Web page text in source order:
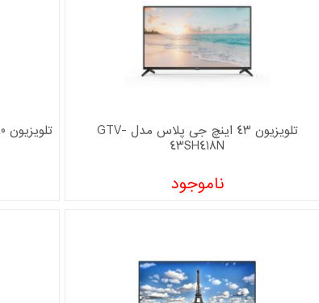
تلویزیون 43 اینچ جی پلاس مدل GTV-
43SH418N
ناموجود
تلویزیون 40 اینچ جی پلاس مدل GTV-40SH618N